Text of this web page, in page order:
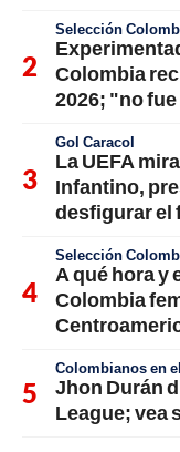
Selección
Colombia
2026; "no
Gol Caracol
La UEFA
Infantino,
desfigurar el
Selección
A qué hora y
Colombia
Colombianos en
Jhon Durán
League; vea